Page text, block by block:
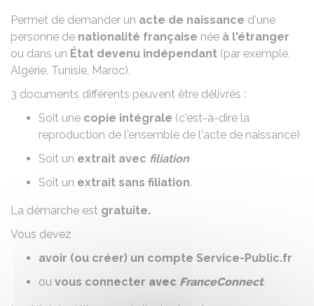
Permet de demander un acte de naissance d'une
personne de nationalité française née à l'étranger
ou dans un État devenu indépendant (par exemple,
Algérie, Tunisie, Maroc),
3 documents différents peuvent être délivrés :
Soit une copie intégrale (c'est-à-dire la
reproduction de l'ensemble de l'acte de naissance)
Soit un extrait avec filiation
Soit un extrait sans filiation.
La démarche est gratuite.
Vous devez
avoir (ou créer) un compte Service-Public.fr
ou vous connecter avec FranceConnect.